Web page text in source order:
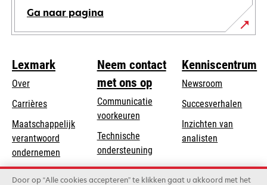
Ga naar pagina
Lexmark
Over
Carrières
Maatschappelijk
verantwoord
ondernemen
in
a
Duurzaamheid
Neem contact
met ons op
Communicatie
voorkeuren
Technische
ondersteuningopens
in
a
Product registratie
Kenniscentrum
Newsroom
Succesverhalen
Inzichten van
analisten
Door op “Alle cookies accepteren” te klikken gaat u akkoord met het